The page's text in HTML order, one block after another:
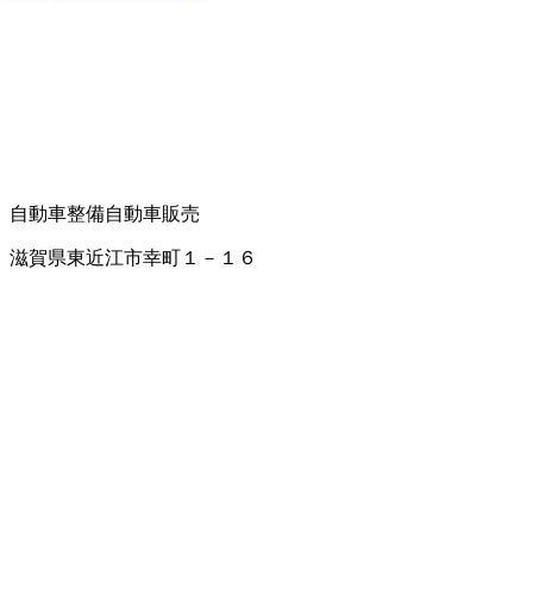
自動車整備自動車販売
滋賀県東近江市幸町１－１６